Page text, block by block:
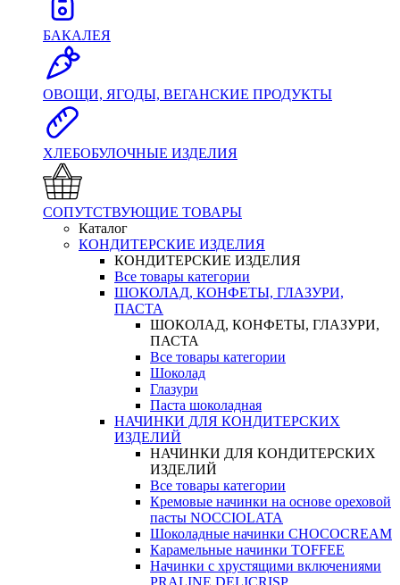
БАКАЛЕЯ
ОВОЩИ, ЯГОДЫ, ВЕГАНСКИЕ ПРОДУКТЫ
ХЛЕБОБУЛОЧНЫЕ ИЗДЕЛИЯ
СОПУТСТВУЮЩИЕ ТОВАРЫ
Каталог
КОНДИТЕРСКИЕ ИЗДЕЛИЯ
КОНДИТЕРСКИЕ ИЗДЕЛИЯ
Все товары категории
ШОКОЛАД, КОНФЕТЫ, ГЛАЗУРИ,
ПАСТА
ШОКОЛАД, КОНФЕТЫ, ГЛАЗУРИ,
ПАСТА
Все товары категории
Шоколад
Глазури
Паста шоколадная
НАЧИНКИ ДЛЯ КОНДИТЕРСКИХ
ИЗДЕЛИЙ
НАЧИНКИ ДЛЯ КОНДИТЕРСКИХ
ИЗДЕЛИЙ
Все товары категории
Кремовые начинки на основе ореховой
пасты NOCCIOLATA
Шоколадные начинки CHOCOCREAM
Карамельные начинки TOFFEE
Начинки с хрустящими включениями
PRALINE DELICRISP